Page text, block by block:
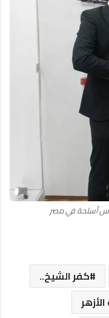
أسلحة في مصر
كفر الشيخ..